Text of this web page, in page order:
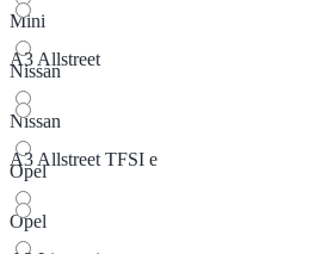
Mini
Nissan
Nissan
Opel
Opel
A3 Allstreet
A3 Allstreet TFSI e